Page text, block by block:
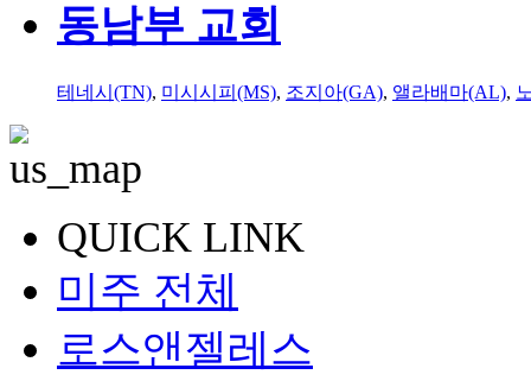
동남부 교회
테네시(TN), 미시시피(MS), 조지아(GA), 앨라배마(AL),
QUICK LINK
미주 전체
로스앤젤레스